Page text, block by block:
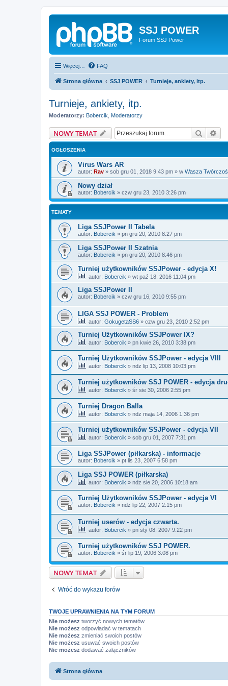
SSJ POWER
Forum SSJ Power
Więcej… FAQ
Strona główna SSJ POWER Turnieje, ankiety, itp.
Turnieje, ankiety, itp.
Moderatorzy: Bobercik Moderatorzy
NOWY TEMAT Szukaj
OGŁOSZENIA
Virus Wars AR
autor: Rav » sob gru 01, 2018 9:43 pm » w Wasza
Nowy dział
autor: Bobercik » czw gru 23, 2010 3:26 pm
TEMATY
Liga SSJPower II Tabela
autor: Bobercik » pn gru 20, 2010 8:27 pm
Liga SSJPower II Szatnia
autor: Bobercik » pn gru 20, 2010 8:46 pm
Turniej użytkowników SSJPower - edycja X!
autor: Bobercik » wt paź 18, 2016 11:04 pm
Liga SSJPower II
autor: Bobercik » czw gru 16, 2010 9:55 pm
LIGA SSJ POWER - Problem
autor: GokugetaSS6 » czw gru 23, 2010 2:52 pm
Turniej Użytkowników SSJPower IX?
autor: Bobercik » pn kwie 26, 2010 3:38 pm
Turniej Użytkowników SSJPower - edycja VIII
autor: Bobercik » ndz lip 13, 2008 10:03 pm
Turniej użytkowników SSJ POWER - edycja
autor: Bobercik » śr sie 30, 2006 2:55 pm
Turniej Dragon Balla
autor: Bobercik » ndz maja 14, 2006 1:36 pm
Turniej użytkowników SSJPower - edycja VII
autor: Bobercik » sob gru 01, 2007 7:31 pm
Liga SSJPower (piłkarska) - informacje
autor: Bobercik » pt lis 23, 2007 6:58 pm
Liga SSJ POWER (piłkarska)
autor: Bobercik » ndz sie 20, 2006 10:18 am
Turniej Użytkowników SSJPower - edycja VI
autor: Bobercik » ndz lip 22, 2007 2:15 pm
Turniej userów - edycja czwarta.
autor: Bobercik » pn sty 08, 2007 9:22 pm
Turniej użytkowników SSJ POWER.
autor: Bobercik » śr lip 19, 2006 3:08 pm
NOWY TEMAT
Wróć do wykazu forów
TWOJE UPRAWNIENIA NA TYM FORUM
Nie możesz tworzyć nowych tematów
Nie możesz odpowiadać w tematach
Nie możesz zmieniać swoich postów
Nie możesz usuwać swoich postów
Nie możesz dodawać załączników
Strona główna